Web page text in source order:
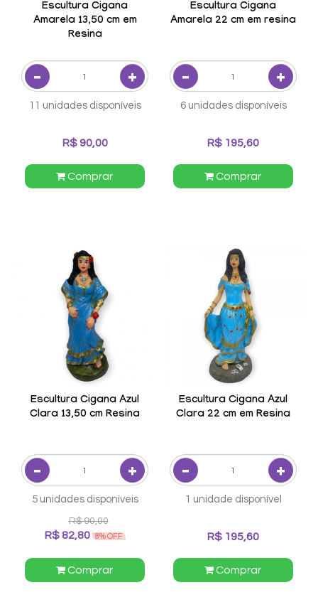
Escultura Cigana
Amarela 13,50 cm em
Resina
11 unidades disponíveis
R$ 90,00
Comprar
Escultura Cigana
Amarela 22 cm em resina
6 unidades disponíveis
R$ 195,60
Comprar
Escultura Cigana Azul
Clara 13,50 cm Resina
5 unidades disponíveis
R$ 90,00
R$ 82,80 8% OFF
Comprar
Escultura Cigana Azul
Clara 22 cm em Resina
1 unidade disponível
R$ 195,60
Comprar